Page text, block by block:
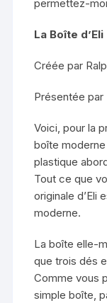
permettez-
La Boîte d’Eli
Créée par
Présentée par
Voici, pour la
boîte
plastique
Tout ce que
originale d’Eli
moderne.
La boîte elle-
que trois dés
Comme vous
simple boîte,